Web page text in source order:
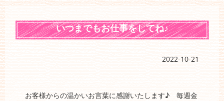
いつまでもお仕事をしてね♪
2022-10-21
お客様からの温かいお言葉に感謝いたします♪ 毎週金